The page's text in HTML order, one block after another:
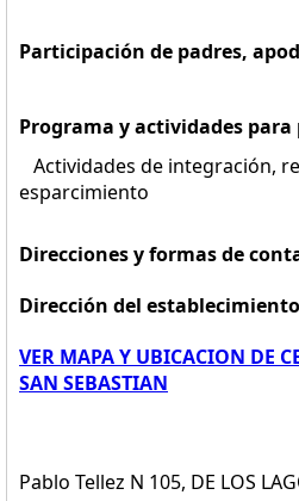
Participación de padres,
Programa y actividades para
Actividades de integración,
esparcimiento
Direcciones y formas de
Dirección del
VER MAPA Y UBICACION DE
SAN SEBASTIAN
Pablo Tellez N 105, DE LOS